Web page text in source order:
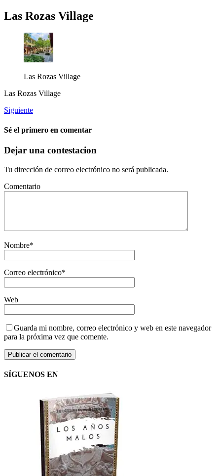
Las Rozas Village
Las Rozas Village
Las Rozas Village
Siguiente
Sé el primero en comentar
Dejar una contestacion
Tu dirección de correo electrónico no será publicada.
Comentario
Nombre*
Correo electrónico*
Web
Guarda mi nombre, correo electrónico y web en este navegador
para la próxima vez que comente.
SÍGUENOS EN